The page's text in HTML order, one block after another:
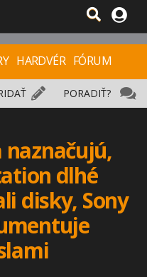
HARDVÉR FÓRUM
PORADIŤ?
dlhé
disky, Sony